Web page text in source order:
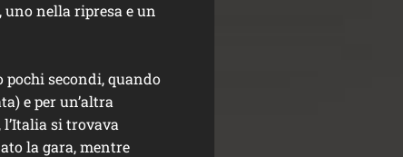
nella ripresa e un
pochi secondi, quando
e per un’altra
si trovava
la gara, mentre